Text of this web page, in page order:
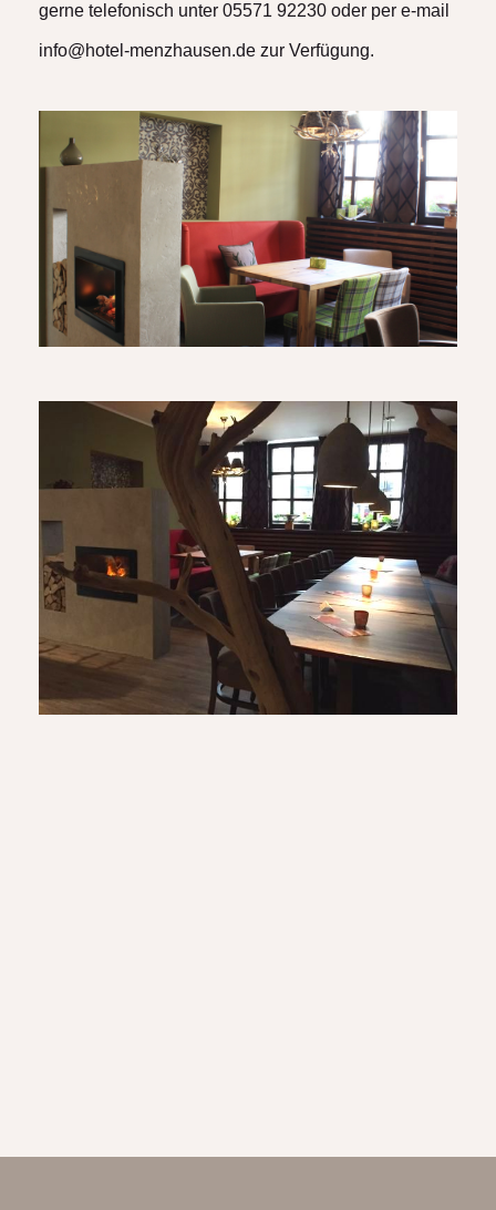
gerne telefonisch unter 05571 92230 oder per e-mail
info@hotel-menzhausen.de zur Verfügung.